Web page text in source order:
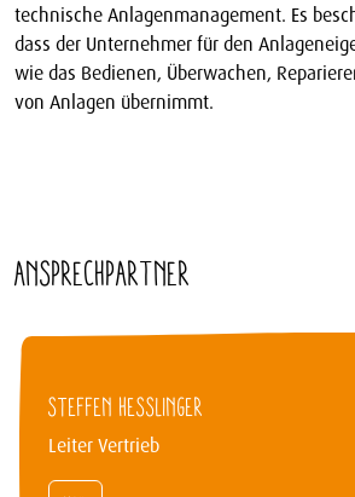
technische Anlagenmanagement. Es
dass der Unternehmer für den
wie das Bedienen, Überwachen,
von Anlagen übernimmt.
Ansprechpartner
STEFFEN HESSLINGER
Leiter Vertrieb